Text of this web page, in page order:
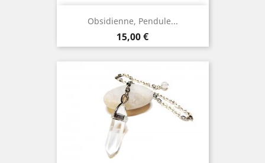
Obsidienne, Pendule...
Prix
15,00 €